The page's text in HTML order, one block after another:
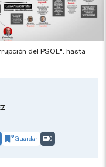
del PSOE": hasta
Guardar 0